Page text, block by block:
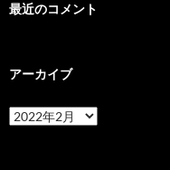
最近のコメント
アーカイブ
ア
ー